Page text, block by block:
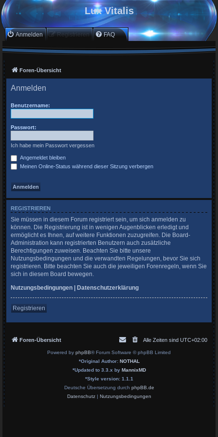
Lux Vitalis
Anmelden Registrieren FAQ
Foren-Übersicht
Anmelden
Benutzername:
Passwort:
Ich habe mein Passwort vergessen
Angemeldet bleiben
Meinen Online-Status während dieser Sitzung verbergen
REGISTRIEREN
Sie müssen in diesem Forum registriert sein, um sich anmelden zu
können. Die Registrierung ist in wenigen Augenblicken erledigt und
ermöglicht es Ihnen, auf weitere Funktionen zuzugreifen. Die Board-
Administration kann registrierten Benutzern auch zusätzliche
Berechtigungen zuweisen. Beachten Sie bitte unsere
Nutzungsbedingungen und die verwandten Regelungen, bevor Sie sich
registrieren. Bitte beachten Sie auch die jeweiligen Forenregeln, wenn Sie
sich in diesem Board bewegen.
Nutzungsbedingungen | Datenschutzerklärung
Registrieren
Foren-Übersicht Alle Zeiten sind UTC+02:00
Powered by phpBB® Forum Software © phpBB Limited
*Original Author: NOTHAL
*Updated to 3.3.x by MannixMD
*Style version: 1.1.1
Deutsche Übersetzung durch phpBB.de
Datenschutz| Nutzungsbedingungen